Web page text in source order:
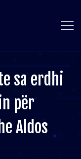
sa erdhi
për
Aldos